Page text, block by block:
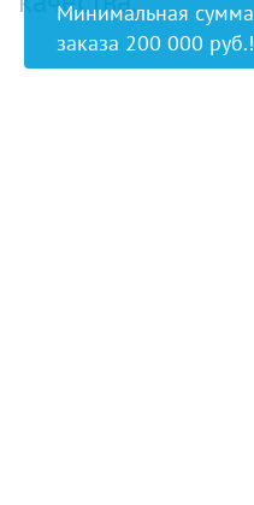
Минимальная сумма
заказа 200 000 руб.!